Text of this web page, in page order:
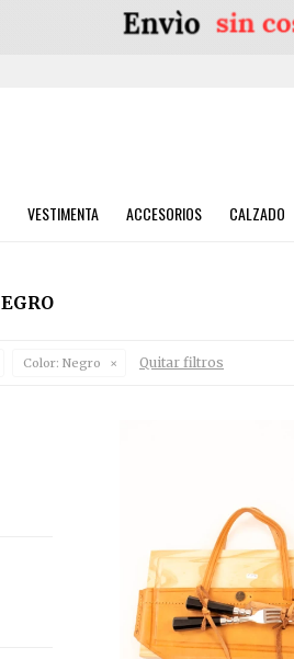
VESTIMENTA ACCESORIOS CALZADO
Color: Negro Quitar filtros